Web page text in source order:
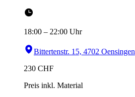
18:00 – 22:00 Uhr
Bittertenstr. 15, 4702 Oensingen
230 CHF
Preis inkl. Material